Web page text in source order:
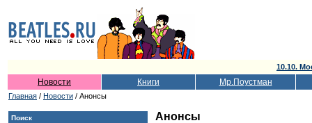
10.10.
Новости Книги Мр.Поустман
Главная / Новости / Анонсы
Поиск Анонсы